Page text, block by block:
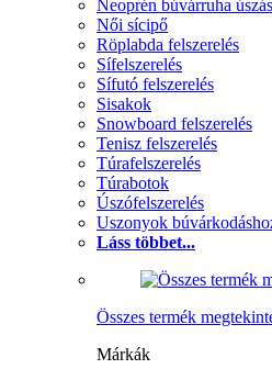
Neoprén búvárruha
Női sícipő
Röplabda felszerelés
Sífelszerelés
Sífutó felszerelés
Sisakok
Snowboard felszerelés
Tenisz felszerelés
Túrafelszerelés
Túrabotok
Úszófelszerelés
Uszonyok
Láss többet...
Összes termék
Márkák